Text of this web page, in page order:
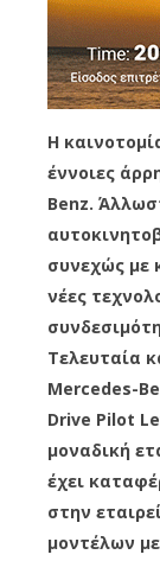
Η
έννοιες
Benz.
συνεχώς με
νέες
Τελευταία
Mercedes-
Drive Pilot
μοναδική
έχει
στην
μοντέλων